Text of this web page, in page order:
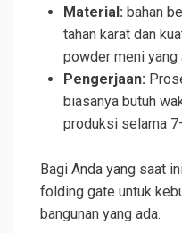
Material: bahan
tahan karat dan
powder meni yang
Pengerjaan:
biasanya butuh
produksi selama
Bagi Anda yang saat
folding gate untuk
bangunan yang ada.